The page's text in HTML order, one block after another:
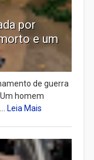
por
e um
de guerra
homem
Leia Mais